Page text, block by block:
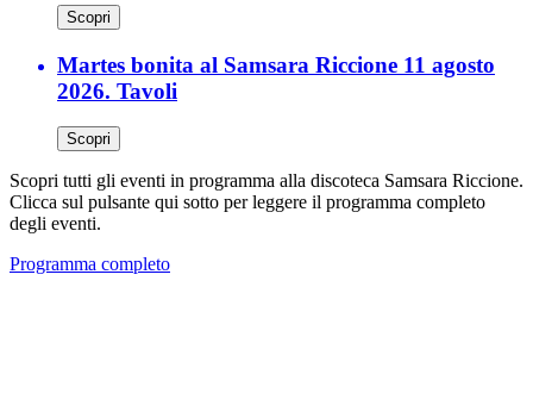
Scopri
Martes bonita al Samsara Riccione 11 agosto
2026. Tavoli
Scopri
Scopri tutti gli eventi in programma alla discoteca Samsara Riccione.
Clicca sul pulsante qui sotto per leggere il programma completo
degli eventi.
Programma completo